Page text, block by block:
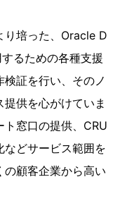
り培った、Oracle D
るための各種支援
証を行い、そのノ
供を心がけていま
窓口の提供、CRU
どサービス範囲を
の顧客企業から高い